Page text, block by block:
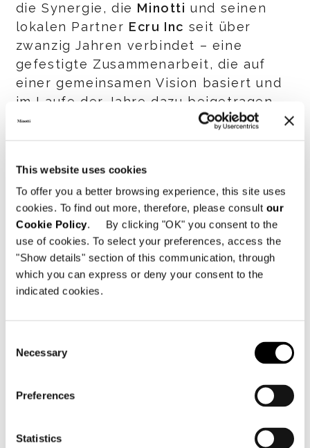
This website uses cookies
To offer you a better browsing experience, this site uses
cookies. To find out more, therefore, please consult our
Cookie Policy. By clicking "OK" you consent to the
use of cookies. To select your preferences, access the
"Show details" section of this communication, through
which you can express or deny your consent to the
indicated cookies.
Selection
Necessary
Preferences
Statistics
die Synergie, die Minotti und seinen
lokalen Partner Ecru Inc seit über
zwanzig Jahren verbindet – eine
gefestigte Zusammenarbeit, die auf
einer gemeinsamen Vision basiert und
im Laufe der Jahre dazu beigetragen
hat, den Lifestyle der Marke an der
Bei dieser Gelegenheit wird auch
erstmals die2025 Collectionim Store
vorgestellt. Mit dieser Möbelkollektion
erneuert die Marke ihre Designsprache
mit einer zeitgemäßen Perspektive und
präsentiert eine Auswahl
repräsentativer Stücke, darunter
seinen Anspruch, den Dialog zwischen
italienischen Wurzeln und